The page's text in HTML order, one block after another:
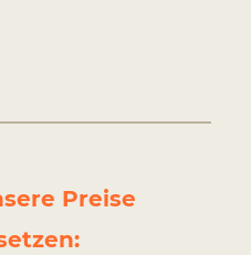
Preise